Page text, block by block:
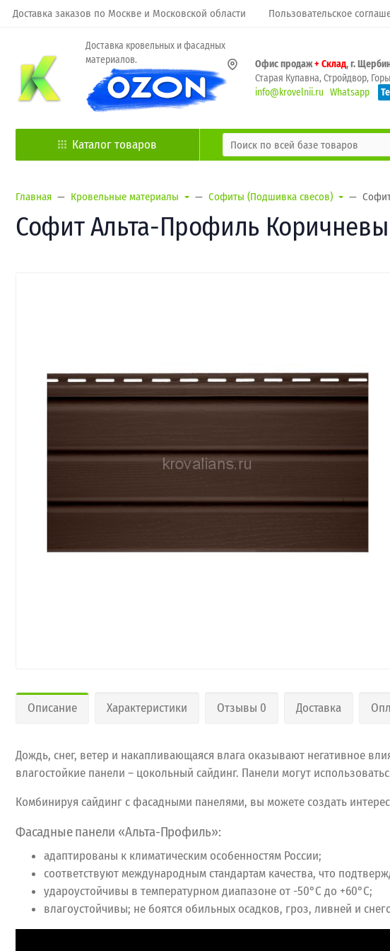
Доставка заказов по Москве и Московской области Пользовательское
Доставка кровельных и фасадных
материалов.
Офис продаж+ Склад, г.
Старая Купавна, Стройдвор,
info@krovelnii.ru Whatsapp
Каталог товаров
Главная Кровельные материалы Софиты (Подшивка свесов)
Софит Альта-Профиль
Описание Характеристики Отзывы 0 Доставка
Дождь, снег, ветер и накапливающаяся влага оказывают негативное
влагостойкие панели – цокольный сайдинг. Панели могут
Комбинируя сайдинг с фасадными панелями, вы можете создать
Фасадные панели «Альта-Профиль»:
адаптированы к климатическим особенностям России;
соответствуют международным стандартам качества, что
удароустойчивы в температурном диапазоне от -50°С до +60°С;
влагоустойчивы; не боятся обильных осадков, гроз, ливней и